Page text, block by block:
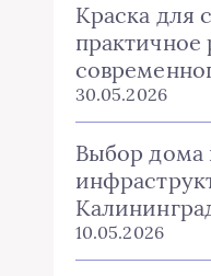
Краска для
30.05.2026
Выбор дома
10.05.2026